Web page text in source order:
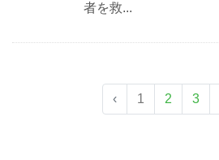
者を救...
‹ 1 2 3